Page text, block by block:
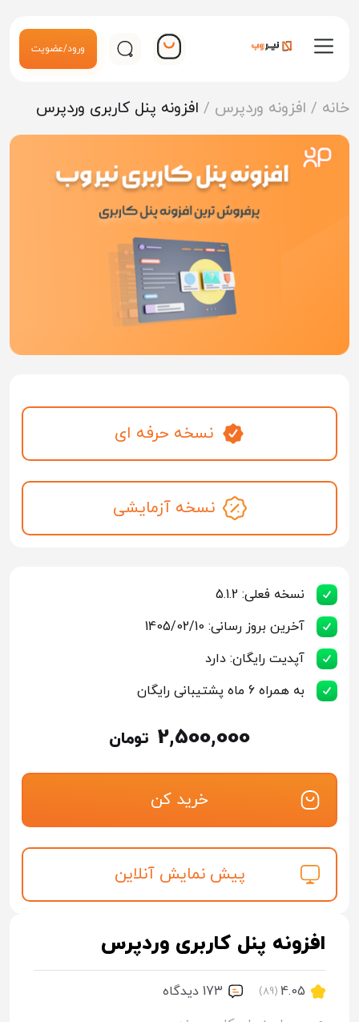
ورود/عضویت
خانه / افزونه وردپرس / افزونه پنل کاربری وردپرس
نسخه حرفه ای
نسخه آزمایشی
نسخه فعلی: 5.1.2
آخرین بروز رسانی: 1405/02/10
آپدیت رایگان: دارد
به همراه 6 ماه پشتیبانی رایگان
2,500,000 تومان
خرید کن
پیش نمایش آنلاین
افزونه پنل کاربری وردپرس
4.05
(89)
173 ديدگاه